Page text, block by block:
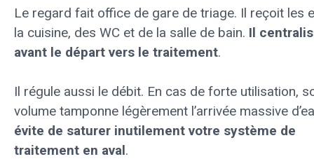
Le regard fait office de gare de triage. Il reçoit les
la cuisine, des WC et de la salle de bain. Il
avant le départ vers le traitement.
Il régule aussi le débit. En cas de forte utilisation,
volume tamponne légèrement l’arrivée massive
évite de saturer inutilement votre système de
traitement en aval.